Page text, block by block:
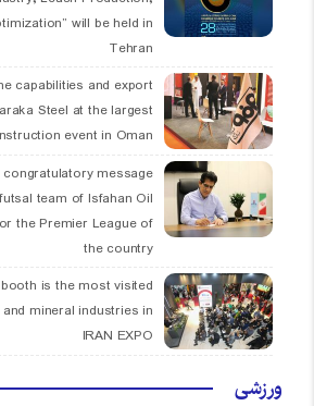
will be held in
Tehran
capabilities and export
Steel at the largest
event in Oman
congratulatory message
team of Isfahan Oil
the Premier League of
the country
is the most visited
mineral industries in
IRAN EXPO
ورزشی